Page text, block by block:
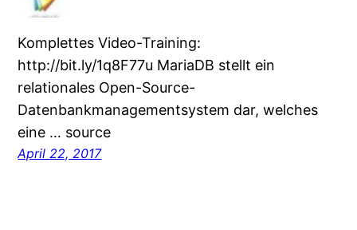
Komplettes Video-Training:
http://bit.ly/1q8F77u MariaDB stellt ein
relationales Open-Source-
Datenbankmanagementsystem dar, welches
eine … source
April 22, 2017